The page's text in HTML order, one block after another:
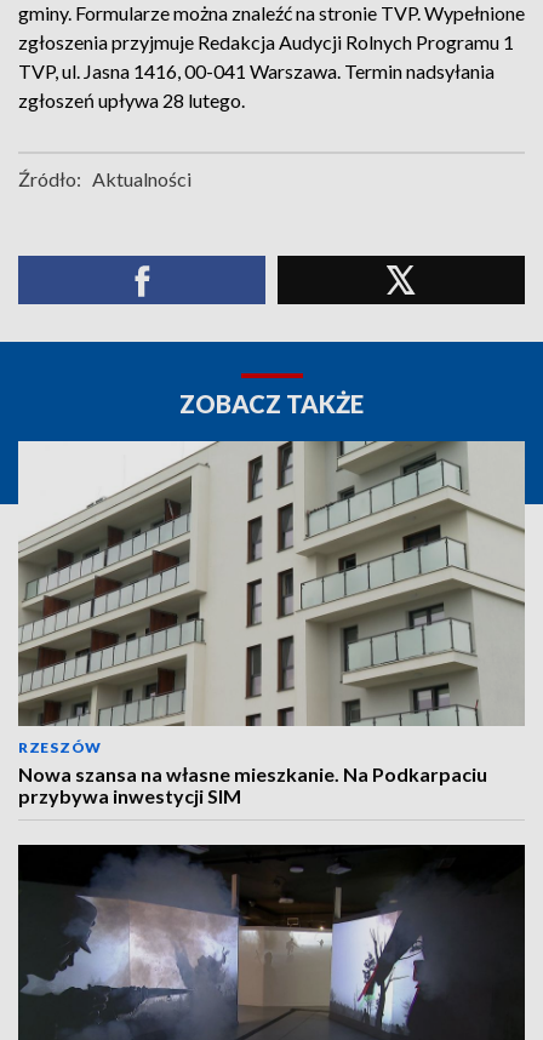
gminy. Formularze można znaleźć na stronie TVP. Wypełnione
zgłoszenia przyjmuje Redakcja Audycji Rolnych Programu 1
TVP, ul. Jasna 1416, 00-041 Warszawa. Termin nadsyłania
zgłoszeń upływa 28 lutego.
Źródło: Aktualności
ZOBACZ TAKŻE
RZESZÓW
Nowa szansa na własne mieszkanie. Na Podkarpaciu
przybywa inwestycji SIM